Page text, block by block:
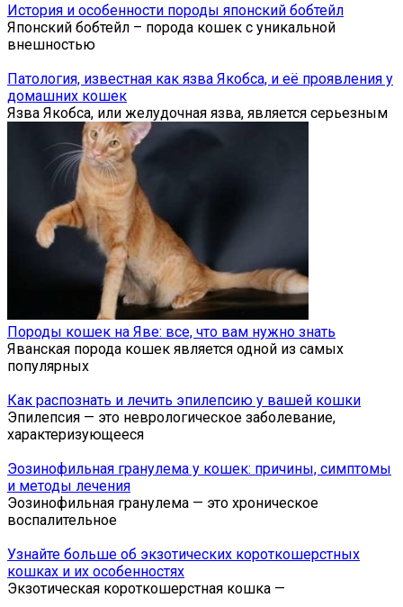
История и особенности породы японский бобтейл
Японский бобтейл – порода кошек с уникальной
внешностью
Патология, известная как язва Якобса, и её проявления у
домашних кошек
Язва Якобса, или желудочная язва, является серьезным
Породы кошек на Яве: все, что вам нужно знать
Яванская порода кошек является одной из самых
популярных
Как распознать и лечить эпилепсию у вашей кошки
Эпилепсия — это неврологическое заболевание,
характеризующееся
Эозинофильная гранулема у кошек: причины, симптомы
и методы лечения
Эозинофильная гранулема — это хроническое
воспалительное
Узнайте больше об экзотических короткошерстных
кошках и их особенностях
Экзотическая короткошерстная кошка —